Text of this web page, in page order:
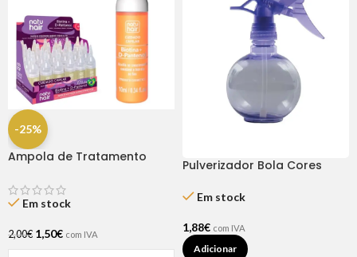
-25%
Ampola de Tratamento
Hair (1 UNIDADE)
Em stock
2,00€ 1,50€ com IVA
Pulverizador Bola Cores
Em stock
1,88€ com IVA
Adicionar